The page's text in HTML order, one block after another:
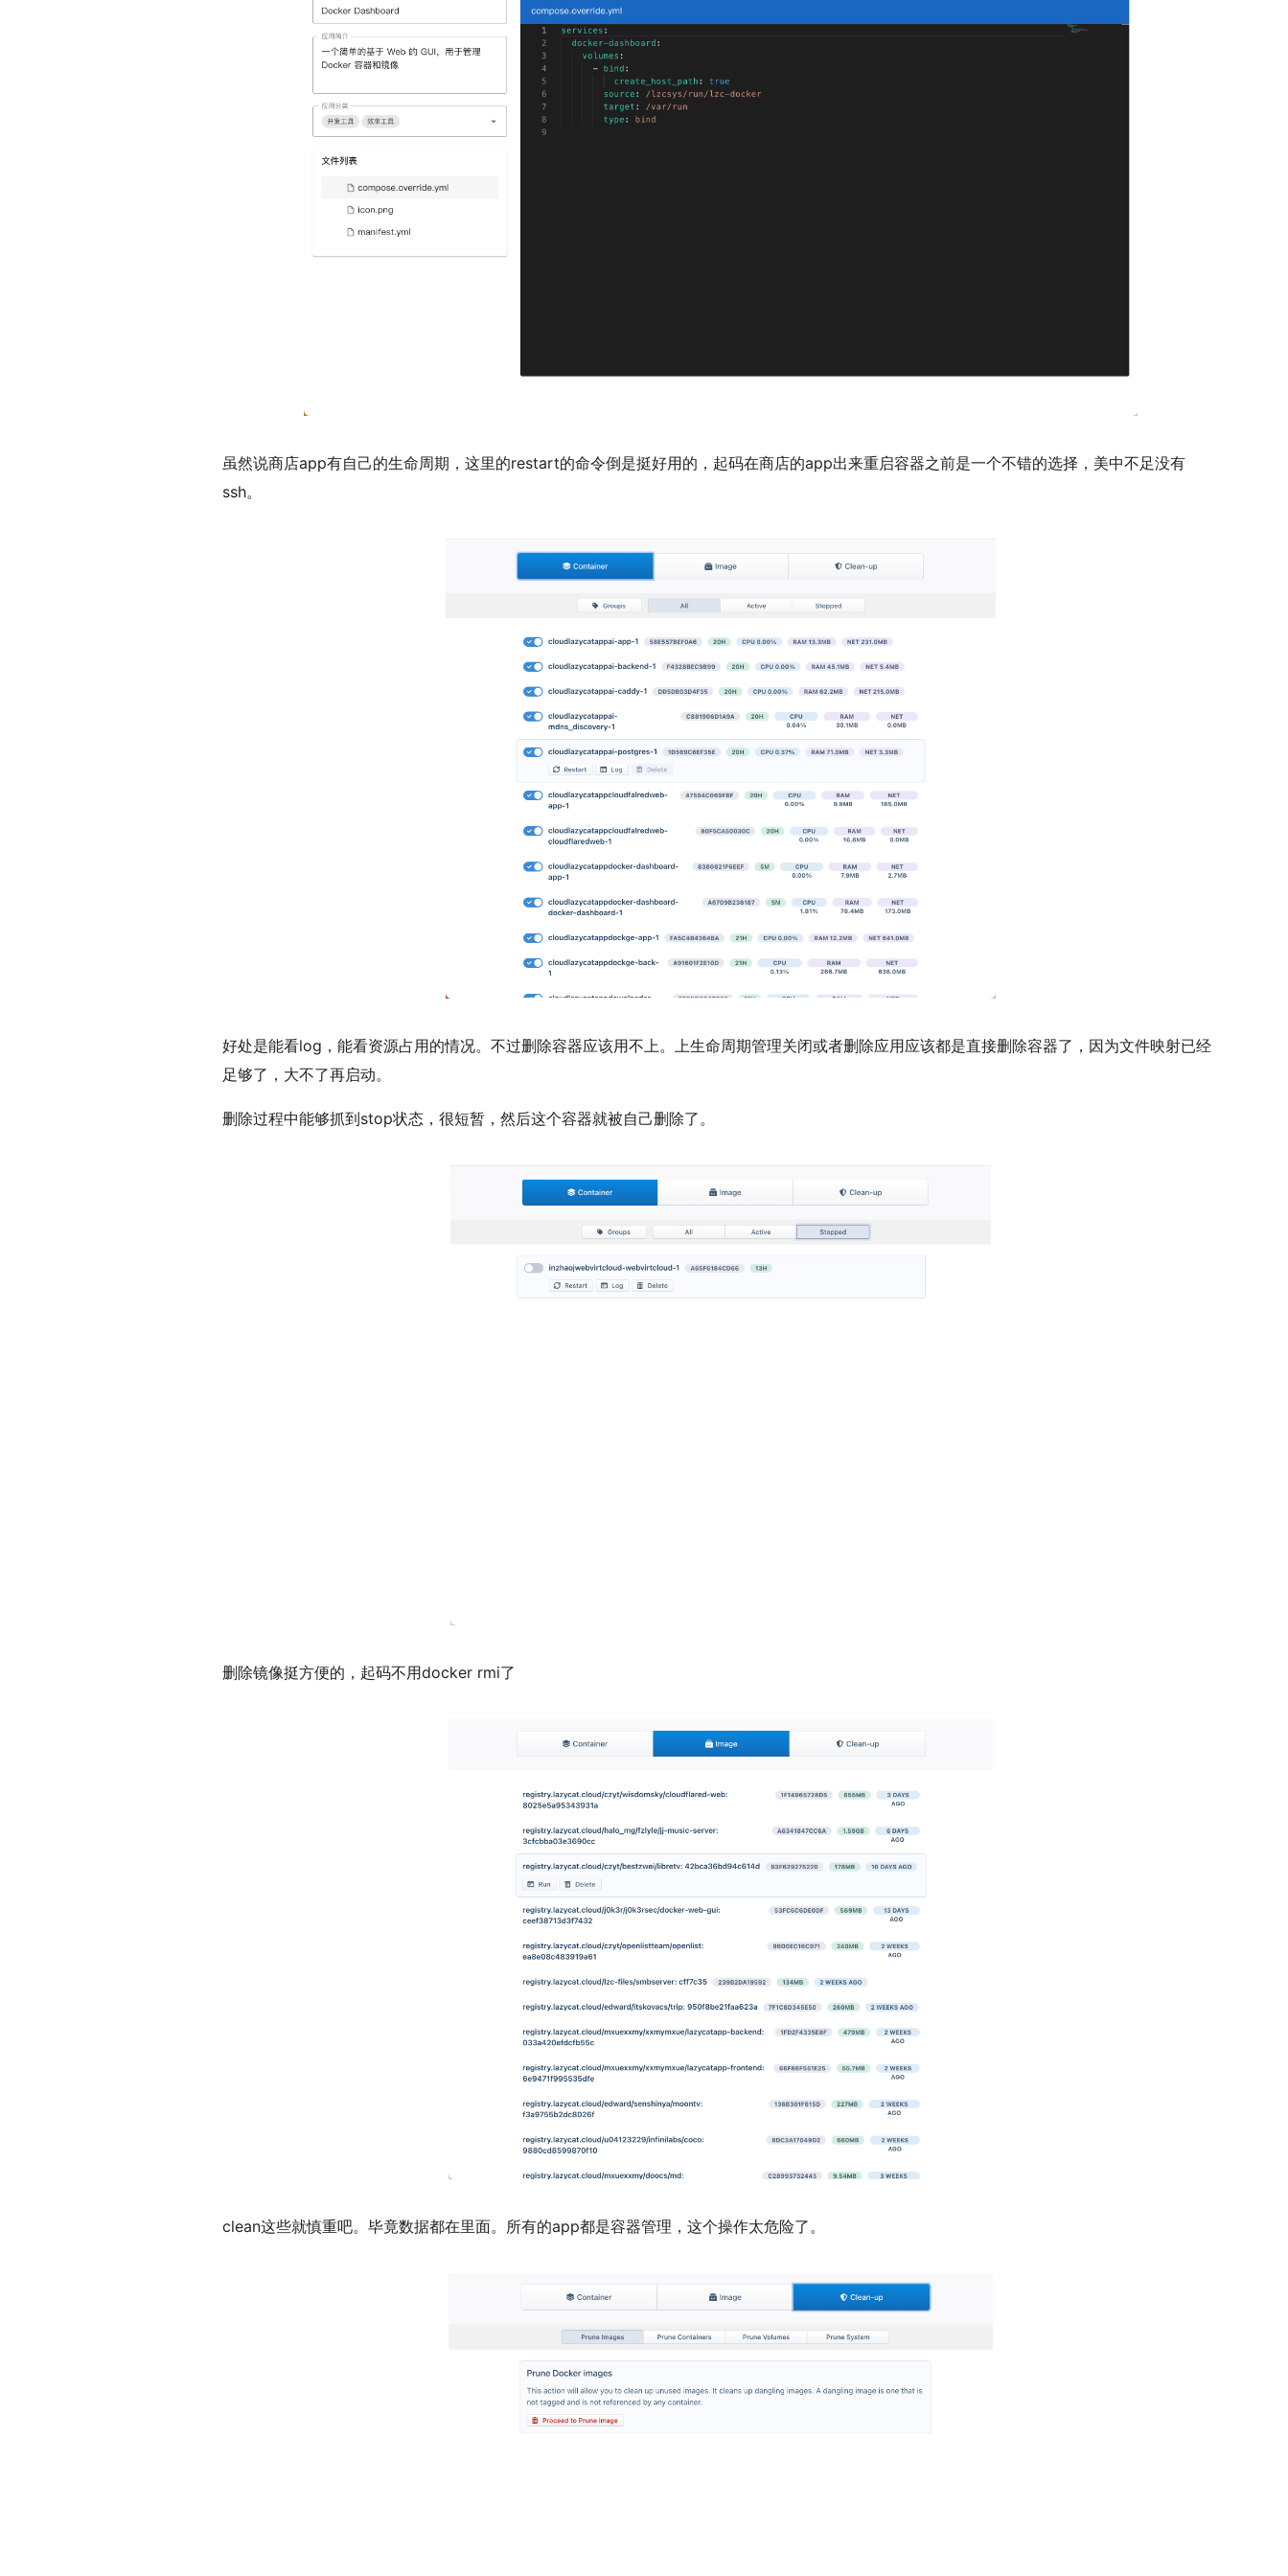
虽然说商店app有自己的生命周期，这里的restart的命令倒是挺好用的，起码在商店的app出来重启容器之前是一个不错的选择，美中不足没有
ssh。
好处是能看log，能看资源占用的情况。不过删除容器应该用不上。上生命周期管理关闭或者删除应用应该都是直接删除容器了，因为文件映射已经
足够了，大不了再启动。
删除过程中能够抓到stop状态，很短暂，然后这个容器就被自己删除了。
删除镜像挺方便的，起码不用docker rmi了
clean这些就慎重吧。毕竟数据都在里面。所有的app都是容器管理，这个操作太危险了。